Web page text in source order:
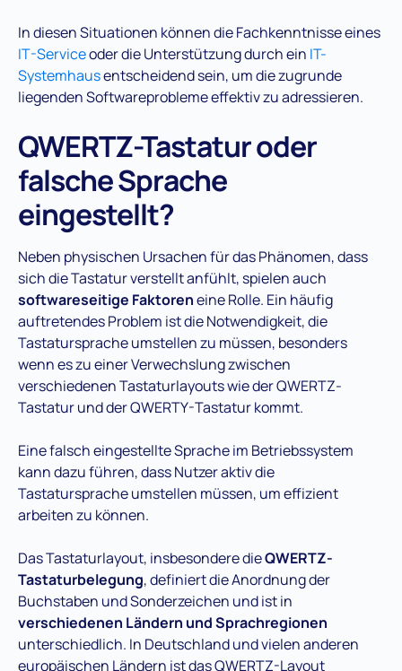
In diesen Situationen können die Fachkenntnisse eines
IT-Serviceoder die Unterstützung durch ein IT-
Systemhausentscheidend sein, um die zugrunde
liegenden Softwareprobleme effektiv zu adressieren.
QWERTZ-Tastatur oder
falsche Sprache
eingestellt?
Neben physischen Ursachen für das Phänomen, dass
sich die Tastatur verstellt anfühlt, spielen auch
softwareseitige Faktoreneine Rolle. Ein häufig
auftretendes Problem ist die Notwendigkeit, die
Tastatursprache umstellen zu müssen, besonders
wenn es zu einer Verwechslung zwischen
verschiedenen Tastaturlayouts wie der QWERTZ-
Tastatur und der QWERTY-Tastatur kommt.
Eine falsch eingestellte Sprache im Betriebssystem
kann dazu führen, dass Nutzer aktiv die
Tastatursprache umstellen müssen, um effizient
arbeiten zu können.
Das Tastaturlayout, insbesondere dieQWERTZ-
Tastaturbelegung, definiert die Anordnung der
Buchstaben und Sonderzeichen und ist in
verschiedenen Ländern und Sprachregionen
unterschiedlich. In Deutschland und vielen anderen
europäischen Ländern ist das QWERTZ-Layout